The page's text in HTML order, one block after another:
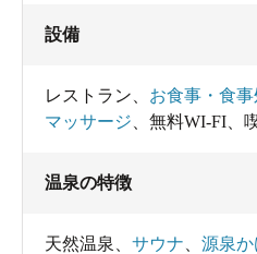
設備
レストラン お食事・食事
マッサージ
無料WI-FI
温泉の特徴
天然温泉 サウナ 源泉か